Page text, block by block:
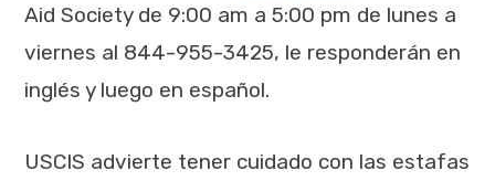
Aid Society de 9:00 am a 5:00 pm de lunes a
viernes al 844-955-3425, le responderán en
inglés y luego en español.
USCIS advierte tener cuidado con las estafas